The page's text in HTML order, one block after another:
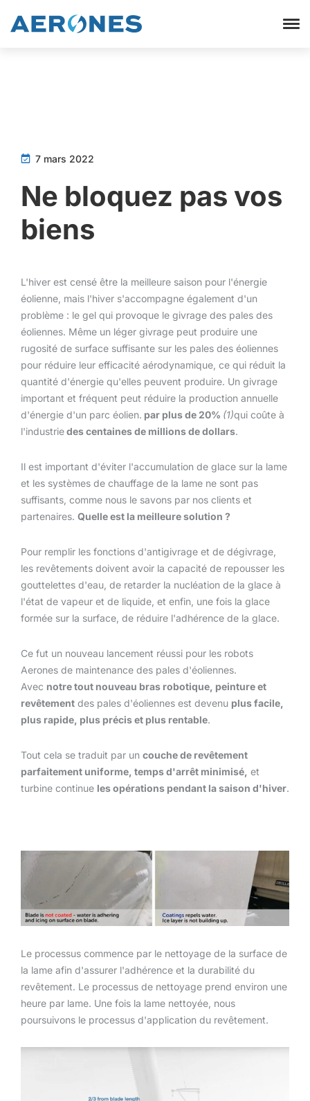
7 mars 2022
Ne bloquez pas vos
biens
L'hiver est censé être la meilleure saison pour l'énergie
éolienne, mais l'hiver s'accompagne également d'un
problème : le gel qui provoque le givrage des pales des
éoliennes. Même un léger givrage peut produire une
rugosité de surface suffisante sur les pales des éoliennes
pour réduire leur efficacité aérodynamique, ce qui réduit la
quantité d'énergie qu'elles peuvent produire. Un givrage
important et fréquent peut réduire la production annuelle
d'énergie d'un parc éolien. par plus de 20% (1)qui coûte à
l'industriedes centaines de millions de dollars.
Il est important d'éviter l'accumulation de glace sur la lame
et les systèmes de chauffage de la lame ne sont pas
suffisants, comme nous le savons par nos clients et
partenaires. Quelle est la meilleure solution ?
Pour remplir les fonctions d'antigivrage et de dégivrage,
les revêtements doivent avoir la capacité de repousser les
gouttelettes d'eau, de retarder la nucléation de la glace à
l'état de vapeur et de liquide, et enfin, une fois la glace
formée sur la surface, de réduire l'adhérence de la glace.
Ce fut un nouveau lancement réussi pour les robots
Aerones de maintenance des pales d'éoliennes.
Avec notre tout nouveau bras robotique, peinture et
revêtement des pales d'éoliennes est devenu plus facile,
plus rapide, plus précis et plus rentable.
Tout cela se traduit par un couche de revêtement
parfaitement uniforme, temps d'arrêt minimisé, et
turbine continue les opérations pendant la saison d'hiver.
Le processus commence par le nettoyage de la surface de
la lame afin d'assurer l'adhérence et la durabilité du
revêtement. Le processus de nettoyage prend environ une
heure par lame. Une fois la lame nettoyée, nous
poursuivons le processus d'application du revêtement.